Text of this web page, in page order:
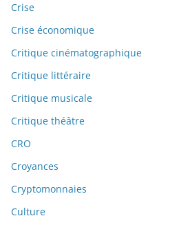
Crise
Crise économique
Critique cinématographique
Critique littéraire
Critique musicale
Critique théâtre
CRO
Croyances
Cryptomonnaies
Culture